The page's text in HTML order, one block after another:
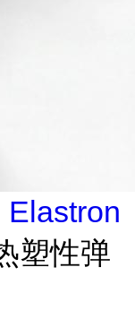
Elastron
塑性弹